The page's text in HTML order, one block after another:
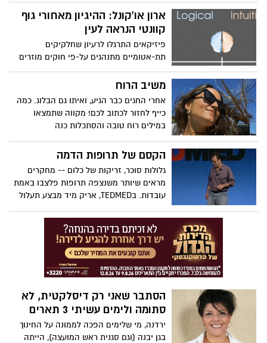
HSBC, אנאבל ספרינג, חוקרים את המרכיבים
הקריטיים של חיים טובים - וכיצד פעולות
פשוטות כמו פעילות גופנית ותכנון פיננסי
יכולות להגביר את רווחתך בהווה ובעתיד. הם
דנים כיצד למקסם את תחושת השמחה שלך,
להפוך את החרדה שלך לכוח לטובה ולשמור
על המוח שלך בריא במהלך חייך.
ארון או'קונל: ההיגיון מאחורי גוף
קוונטי הנראה לעין
פיזיקאים התרגלו לרעיון שחלקיקים
תת-אטומיים מתנהגים על-פי חוקים מוזרים
של מכניקה קוונטית, בשונה לגמרי מעצמים
בסדר גודל אנושי. בניסוי פורץ דרך, ארון
הנראה לעין בלתי-מזויינת, אבל הנמצא באופן
מוכח בשני מקומות בו-זמנית. בהרצאה זו,
על הנושא.
משיב הרוח
אחרי החגים כבר הגיע, ואיתו גם הבלוג. כמה
כייף לחזור לכתוב לכם! מקווה שתמצאו
במילים רוח טובה והסתכלות כנה
הקסם של תרופות הדמה
גלולות סוכר, זריקות של כלום -- מחקרים
מראים שיותר משנצפה תרופות פלצבו באמת
עובדות. בTEDMED, אריק מיד מבצע תעלול
אמיתי, עדיין תוכלו להגיב אליו בעוצמה.
(אזהרה: שיחה זו אינה מתאימה לצופים אשר
מחטים או דם מפריעים להם.)
הסתבר שאני רק דיסלקטית, לא
סתומה ולימים עשיתי 3 תארים
ירדנה, מי שלימים הפכה לממונה על החינוך
בגן יבנה (וגם סגנית ראש המועצה), הייתה